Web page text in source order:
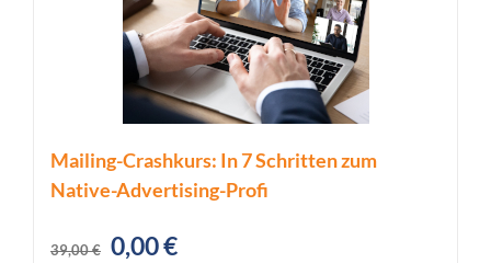
Mailing-Crashkurs: In 7 Schritten zum
Native-Advertising-Profi
39,00€ Ursprünglicher
0,00€Aktueller